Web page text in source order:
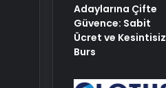
Adaylarına Çifte
Güvence: Sabit
Ücret ve Kesintisiz
Burs